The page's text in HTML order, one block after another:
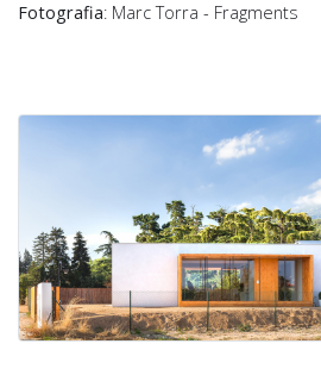
Fotografia: Marc Torra - Fragments